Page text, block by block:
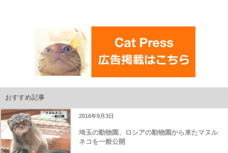
おすすめ記事
2016年9月3日
埼玉の動物園、ロシアの動物園から来たマヌル
ネコを一般公開